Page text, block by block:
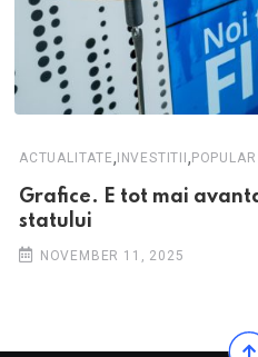
ACTUALITATE, INVESTITII , POPULAR
Grafice. E tot mai
statului
NOVEMBER 11, 2025